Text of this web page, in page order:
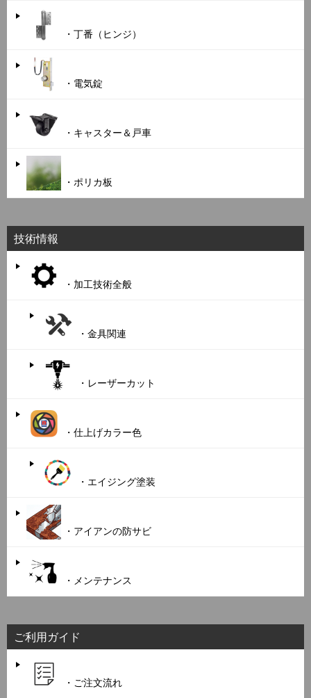
・丁番（ヒンジ）
・電気錠
・キャスター＆戸車
・ポリカ板
技術情報
・加工技術全般
・金具関連
・レーザーカット
・仕上げカラー色
・エイジング塗装
・アイアンの防サビ
・メンテナンス
ご利用ガイド
・ご注文流れ